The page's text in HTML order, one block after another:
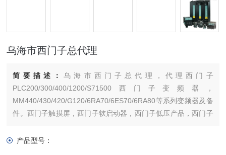
乌海市西门子总代理
简要描述：乌海市西门子总代理，代理西门子
PLC200/300/400/1200/S71500西门子变频器，
MM440/430/420/G120/6RA70/6ES70/6RA80等系列变频器及备
件。西门子触摸屏，西门子软启动器，西门子低压产品，西门子
本公司购买的产品，保证*，假一罚十，质保一年。一年内产品非
产品型号：